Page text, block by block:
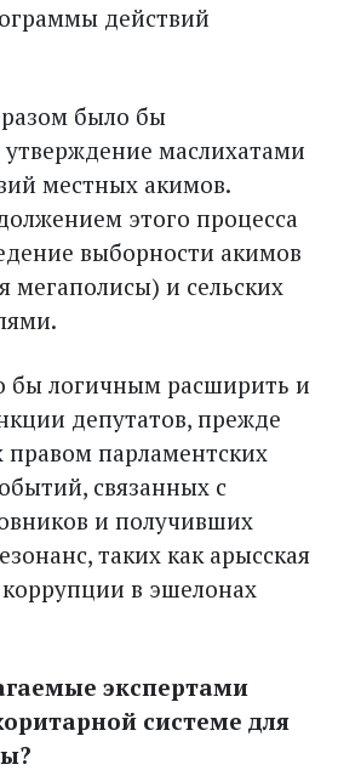
действий
было бы
маслихатами
местных акимов.
этого процесса
выборности акимов
мегаполисы) и сельских
бы логичным расширить и
депутатов, прежде
правом парламентских
связанных с
и получивших
таких как арысская
в эшелонах
экспертами
системе для